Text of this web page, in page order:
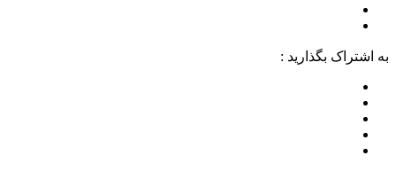
به اشتراک بگذارید :